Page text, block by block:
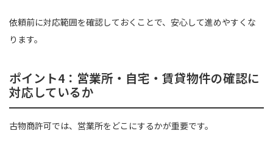
依頼前に対応範囲を確認しておくことで、安心して進めやすくな
ります。
ポイント4：営業所・自宅・賃貸物件の確認に
対応しているか
古物商許可では、営業所をどこにするかが重要です。